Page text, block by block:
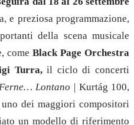
e preziosa programmazione,
della scena musicale
come Black Page Orchestra
Turra,il ciclo di concerti
Lontano | Kurtág 100,
dei maggiori compositori
un modello di riferimento